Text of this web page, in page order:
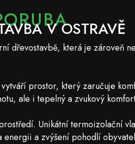
V OSTRAVĚ
dřevostavbě, která je zároveň
prostor, který zaručuje
ale i tepelný a zvukový
Unikátní termoizolační
a zvýšení pohodlí